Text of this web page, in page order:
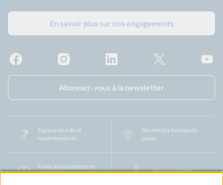
En savoir plus sur nos engagements
Abonnez-vous à la newsletter
Espace sourds et
malentendants
Recherche bureau de
poste
Foire aux questions et
centre d'aide
Nous contacter